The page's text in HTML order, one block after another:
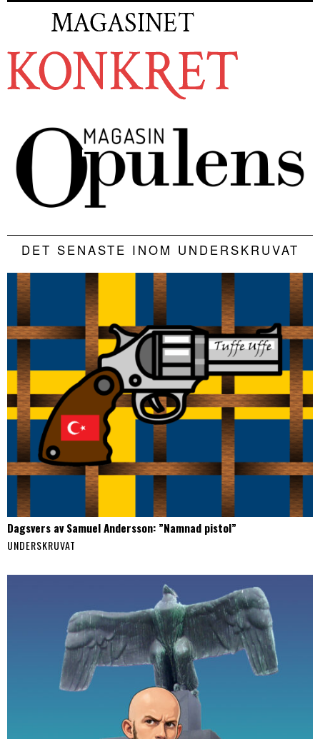
DET SENASTE INOM UNDERSKRUVAT
Dagsvers av Samuel Andersson: ”Namnad pistol”
UNDERSKRUVAT